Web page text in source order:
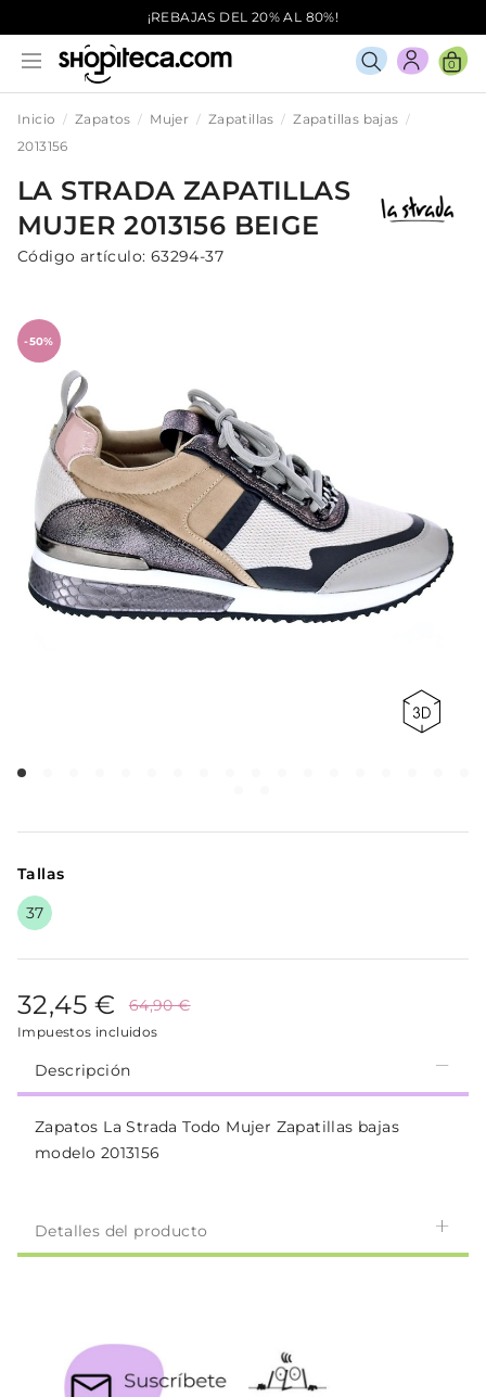
¡REBAJAS DEL 20% AL 80%!
0
Inicio Zapatos Mujer Zapatillas
Zapatillas bajas
2013156
LA STRADA ZAPATILLAS
MUJER2013156 BEIGE
Código artículo: 63294-37
-50%
Tallas
37
32,45 € 64,90 €
Impuestos incluidos
Descripción
Zapatos La Strada Todo Mujer Zapatillas bajas
modelo 2013156
Detalles del producto